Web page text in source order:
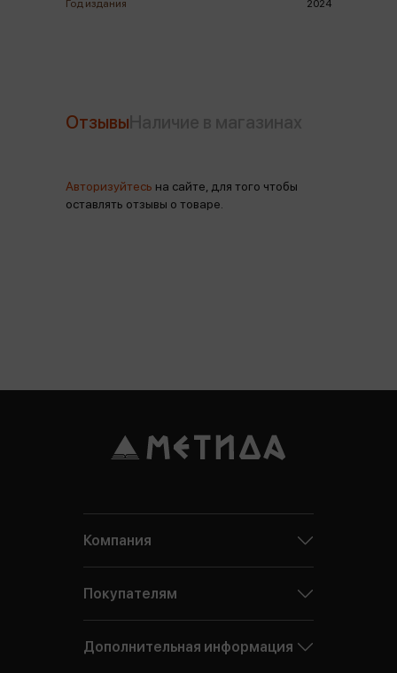
Год издания 2024
Отзывы
Авторизуйтесь на сайте, для того чтобы
оставлять отзывы о товаре.
Компания
Покупателям
Дополнительная информация